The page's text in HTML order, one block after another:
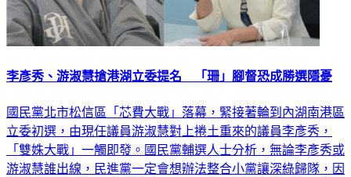
李彥秀、游淑慧搶港湖立委提名 「珊」腳督恐成勝選隱憂
國民黨北市松信區「芯費大戰」落幕，緊接著輪到內湖南港區
立委初選，由現任議員游淑慧對上捲土重來的議員李彥秀，
「雙姝大戰」一觸即發。國民黨輔選人士分析，無論李彥秀或
游淑慧誰出線，民進黨一定會想辦法整合小黨讓深綠歸隊，因